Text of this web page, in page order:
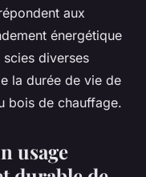
aux
énergétique
scies diverses
la durée de vie de
bois de chauffage.
usage